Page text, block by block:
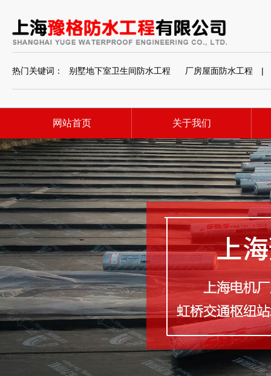
热门关键词： 别墅地下室卫生间防水工程 厂房屋面防水工程 |
网站首页 关于我们